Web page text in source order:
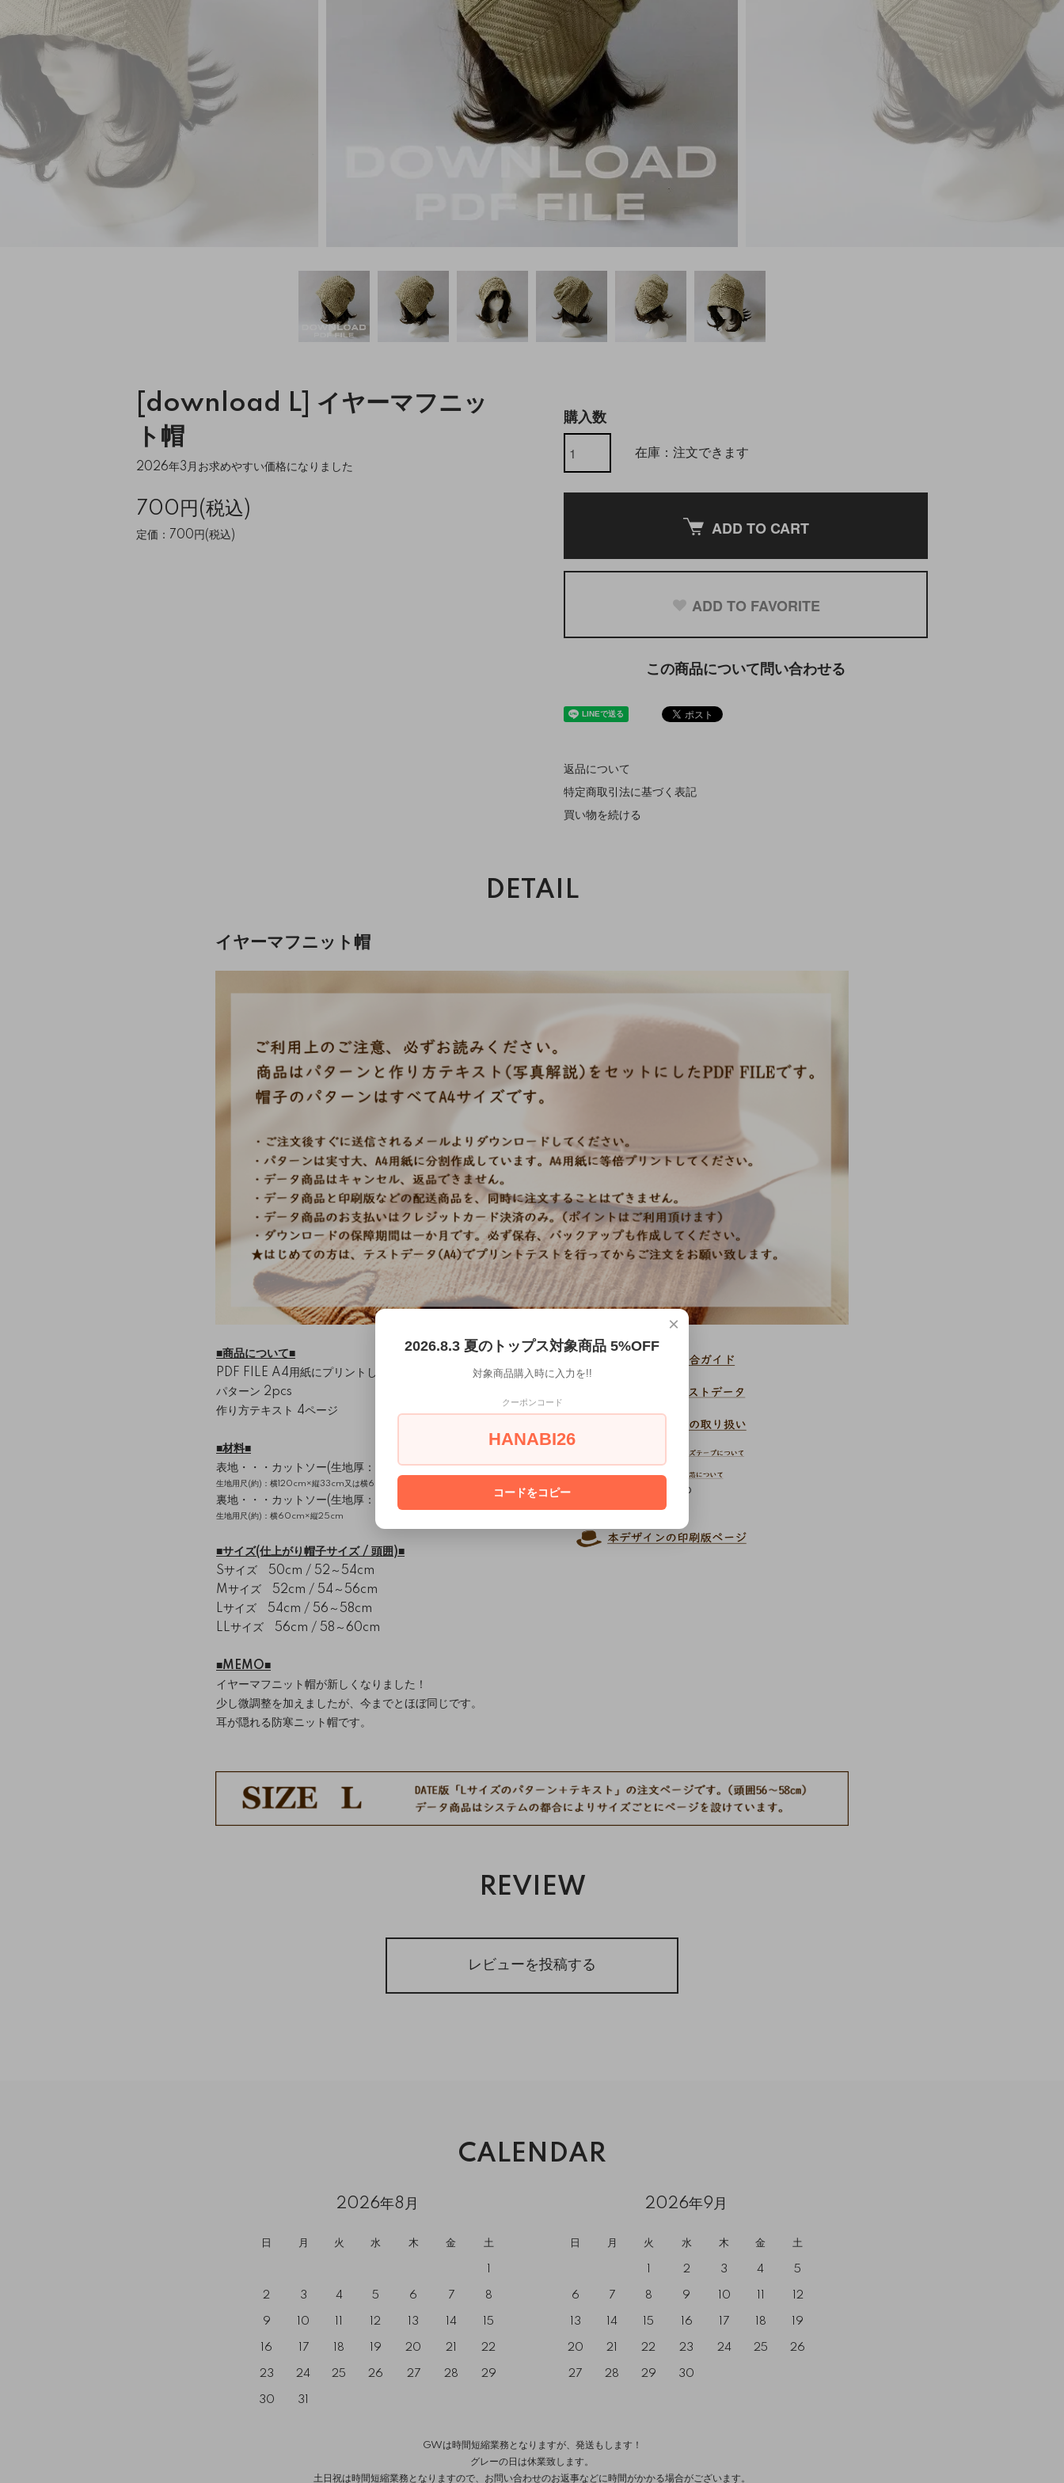
[download L] イヤーマフニッ
ト帽
2026年3月お求めやすい価格になりました
700円(税込)
定価：700円(税込)
購入数
在庫：注文できます
ADD TO CART
ADD TO FAVORITE
この商品について問い合わせる
返品について
特定商取引法に基づく表記
買い物を続ける
DETAIL
イヤーマフニット帽
■商品について■
PDF FILE A4用紙にプリントしてください。
パターン 2pcs
作り方テキスト 4ページ
■材料■
表地・・・カットソー(生地厚：中～厚/テンション：高～中)
生地用尺(約)：横120cm×縦33cm又は横60cm×横55cm
裏地・・・カットソー(生地厚：薄/テンション：高～中)
生地用尺(約)：横60cm×縦25cm
■サイズ(仕上がり帽子サイズ / 頭囲)■
Sサイズ 50cm / 52～54cm
Mサイズ 52cm / 54～56cm
Lサイズ 54cm / 56～58cm
LLサイズ 56cm / 58～60cm
■MEMO■
イヤーマフニット帽が新しくなりました！
少し微調整を加えましたが、今までとほぼ同じです。
耳が隠れる防寒ニット帽です。
https://aviver.biz/?
pid=172811553
REVIEW
レビューを投稿する
CALENDAR
2026年8月
日 月 火 水 木 金 土
2 3 4 5 6 7 8
9 10 12 13 14 15
16 17 18 19 20 21 22
23 24 25 26 27 28 29
30 31
2026年9月
日 月 火 水 木 金 土
2 3 4 5
6 7 8 9 10 12
13 14 15 16 17 18 19
20 21 22 23 24 25 26
27 28 29 30
GWは時間短縮業務となりますが、発送もします！
グレーの日は休業致します。
土日祝は時間短縮業務となりますので、お問い合わせのお返事などに時間がかかる場合がございます。
×
2026.8.3 夏のトップス対象商品 5%OFF
対象商品購入時に入力を!!
クーポンコード
HANABI26
コードをコピー